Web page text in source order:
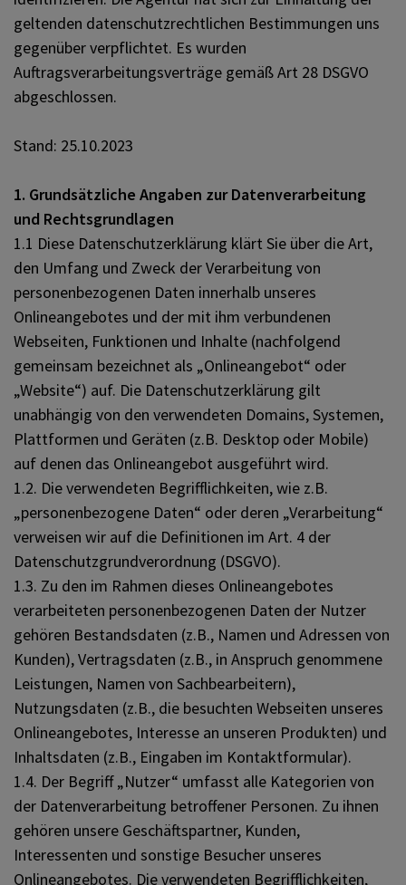
geltenden datenschutzrechtlichen Bestimmungen uns
gegenüber verpflichtet. Es wurden
Auftragsverarbeitungsverträge gemäß Art 28 DSGVO
abgeschlossen.
Stand: 25.10.2023
1. Grundsätzliche Angaben zur Datenverarbeitung
und Rechtsgrundlagen
1.1 Diese Datenschutzerklärung klärt Sie über die Art,
den Umfang und Zweck der Verarbeitung von
personenbezogenen Daten innerhalb unseres
Onlineangebotes und der mit ihm verbundenen
Webseiten, Funktionen und Inhalte (nachfolgend
gemeinsam bezeichnet als „Onlineangebot“ oder
„Website“) auf. Die Datenschutzerklärung gilt
unabhängig von den verwendeten Domains, Systemen,
Plattformen und Geräten (z.B. Desktop oder Mobile)
auf denen das Onlineangebot ausgeführt wird.
1.2. Die verwendeten Begrifflichkeiten, wie z.B.
„personenbezogene Daten“ oder deren „Verarbeitung“
verweisen wir auf die Definitionen im Art. 4 der
Datenschutzgrundverordnung (DSGVO).
1.3. Zu den im Rahmen dieses Onlineangebotes
verarbeiteten personenbezogenen Daten der Nutzer
gehören Bestandsdaten (z.B., Namen und Adressen von
Kunden), Vertragsdaten (z.B., in Anspruch genommene
Leistungen, Namen von Sachbearbeitern),
Nutzungsdaten (z.B., die besuchten Webseiten unseres
Onlineangebotes, Interesse an unseren Produkten) und
Inhaltsdaten (z.B., Eingaben im Kontaktformular).
1.4. Der Begriff „Nutzer“ umfasst alle Kategorien von
der Datenverarbeitung betroffener Personen. Zu ihnen
gehören unsere Geschäftspartner, Kunden,
Interessenten und sonstige Besucher unseres
Onlineangebotes. Die verwendeten Begrifflichkeiten,